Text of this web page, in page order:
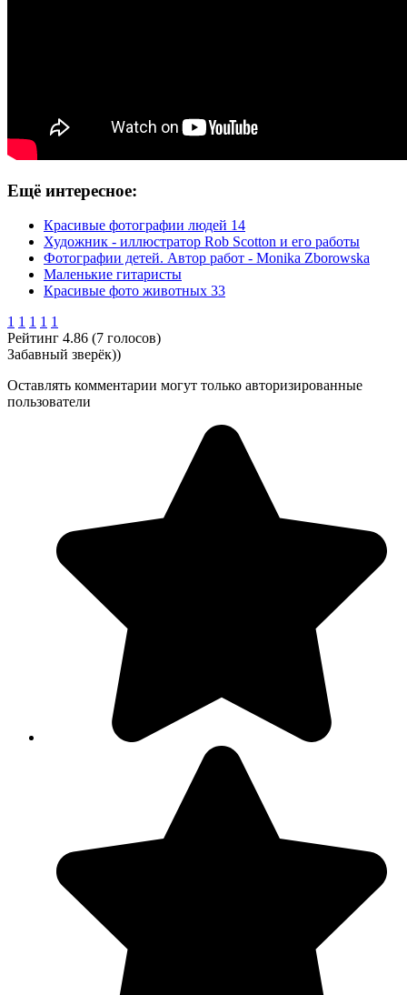
Ещё интересное:
Красивые фотографии людей 14
Художник - иллюстратор Rob Scotton и его работы
Фотографии детей. Автор работ - Monika Zborowska
Маленькие гитаристы
Красивые фото животных 33
1 1 1 1 1
Рейтинг 4.86 (7 голосов)
Забавный зверёк))
Оставлять комментарии могут только авторизированные
пользователи